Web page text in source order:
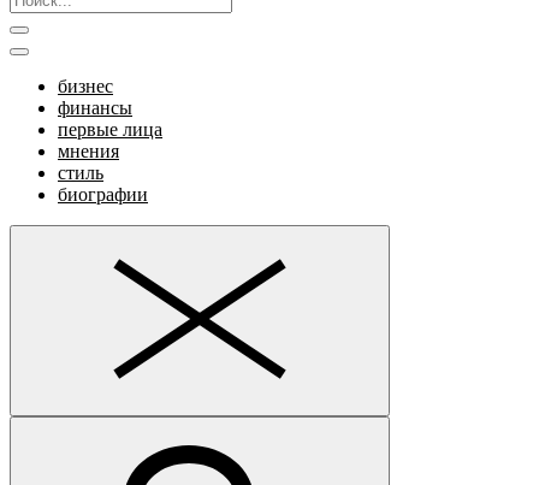
бизнес
финансы
первые лица
мнения
стиль
биографии